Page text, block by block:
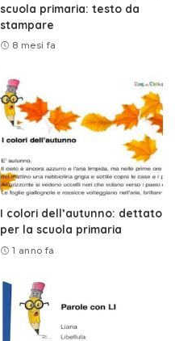
scuola primaria: testo da
stampare
8 mesi fa
I colori dell’autunno: dettato
per la scuola primaria
1 anno fa